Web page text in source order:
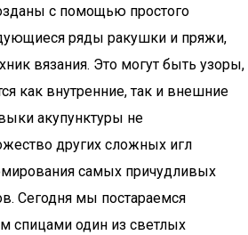
с помощью простого
ряды ракушки и пряжи,
вязания. Это могут быть узоры,
как внутренние, так и внешние
акупунктуры не
других сложных игл
самых причудливых
Сегодня мы постараемся
спицами один из светлых